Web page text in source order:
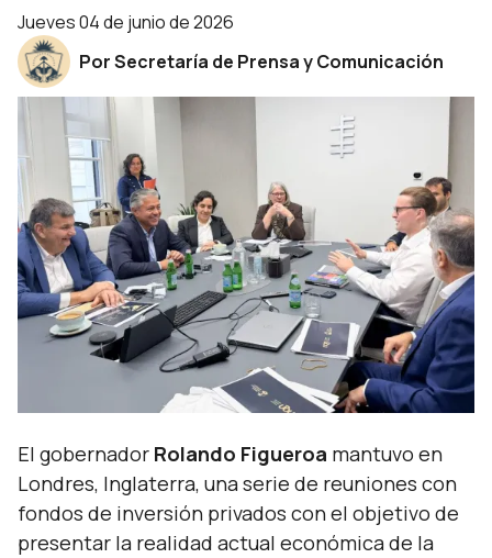
jueves 04 de junio de 2026
Por Secretaría de Prensa y Comunicación
El gobernador Rolando Figueroa mantuvo en
Londres, Inglaterra, una serie de reuniones con
fondos de inversión privados con el objetivo de
presentar la realidad actual económica de la